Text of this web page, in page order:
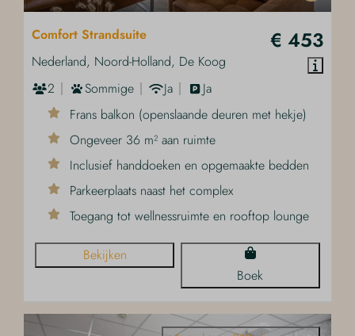
€ 453
Comfort Strandsuite
Nederland, Noord-Holland, De Koog
2
Sommige Ja
Ja
Frans balkon (openslaande deuren met hekje)
Ongeveer 36 m² aan ruimte
Inclusief handdoeken en opgemaakte bedden
Parkeerplaats naast het complex
Toegang tot wellnessruimte en rooftop lounge
Bekijken
Boek